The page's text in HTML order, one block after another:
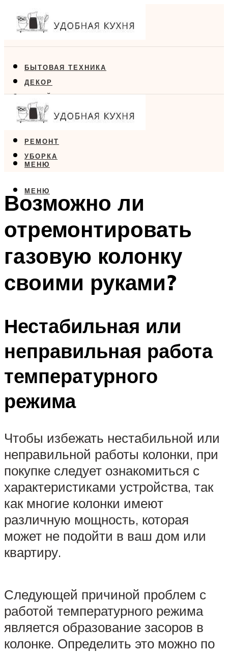
БЫТОВАЯ ТЕХНИКА
ДЕКОР
ДИЗАЙН
ЕДА
РЕМОНТ
УБОРКА
МЕНЮ
МЕНЮ
Возможно ли
отремонтировать
газовую колонку
своими руками?
Нестабильная или
неправильная работа
температурного
режима
Чтобы избежать нестабильной или
неправильной работы колонки, при
покупке следует ознакомиться с
характеристиками устройства, так
как многие колонки имеют
различную мощность, которая
может не подойти в ваш дом или
квартиру.
Следующей причиной проблем с
работой температурного режима
является образование засоров в
колонке. Определить это можно по